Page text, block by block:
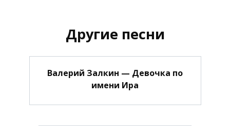
Другие песни
Валерий Залкин — Девочка по
имени Ира